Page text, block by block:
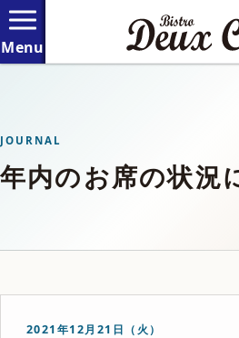
JOURNAL
年内のお席の状況
2021年12月21日（火）